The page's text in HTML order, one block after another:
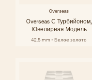
Overseas
Overseas С Турбийоном,
Ювелирная Модель
42.5 mm - Белое золото